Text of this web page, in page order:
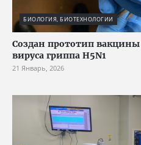
БИОЛОГИЯ, БИОТЕХНОЛОГИИ
Создан прототип
вируса гриппа H5N1
21 Январь, 2026